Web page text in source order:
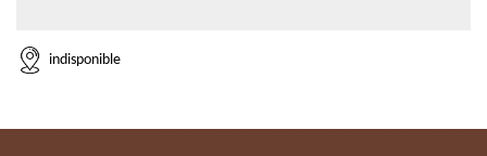
indisponible